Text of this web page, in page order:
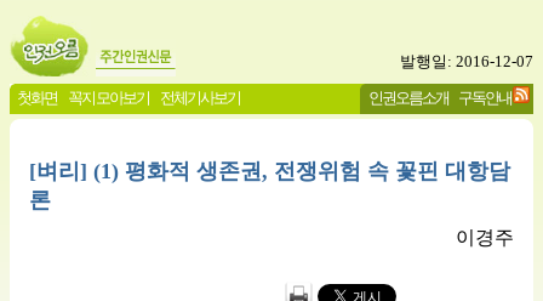
발행일: 2016-12-07
첫화면 꼭지 모아보기 전체기사보기 인권오름소개 구독안내
[벼리] (1) 평화적 생존권, 전쟁위험 속 꽃핀 대항담
론
이경주